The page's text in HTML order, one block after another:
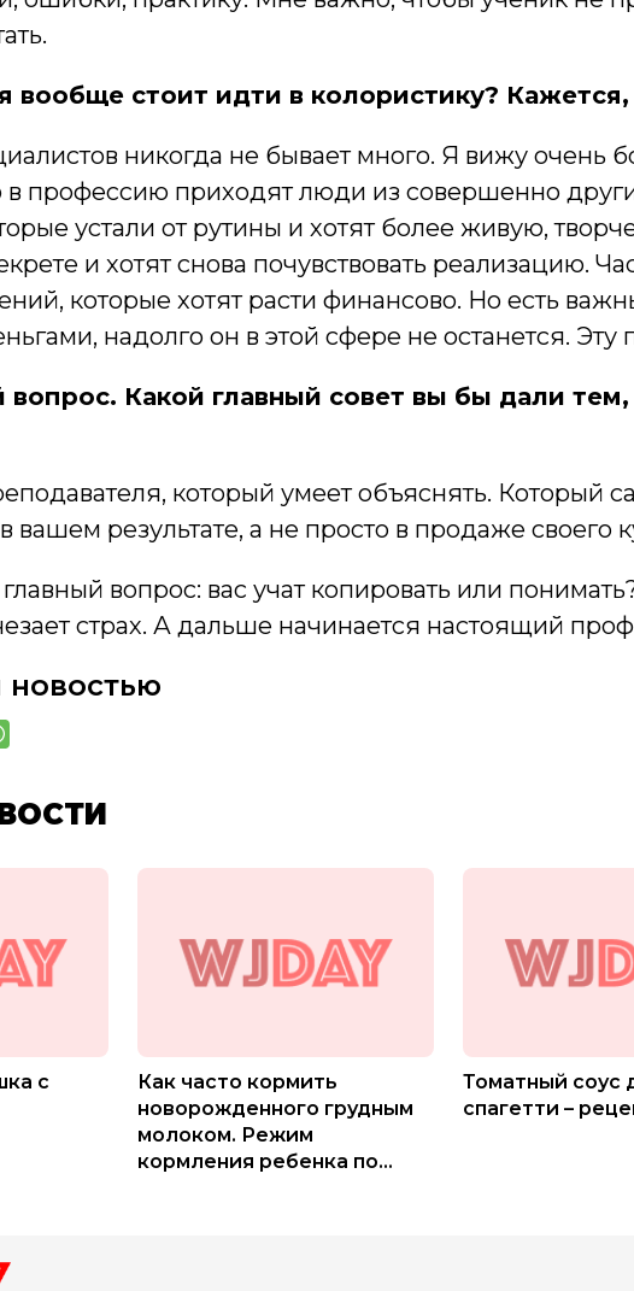
вообще стоит идти в колористику?
никогда не бывает много. Я вижу очень
в профессию приходят люди из совершенно
устали от рутины и хотят более живую,
и хотят снова почувствовать реализацию.
которые хотят расти финансово. Но есть
надолго он в этой сфере не останется.
Какой главный совет вы бы дали
который умеет объяснять. Который
вашем результате, а не просто в продаже своего
вопрос: вас учат копировать или
страх. А дальше начинается настоящий
новостью
с
Как часто кормить
новорожденного грудным
молоком. Режим
кормления ребенка по
Томатный соус
спагетти –